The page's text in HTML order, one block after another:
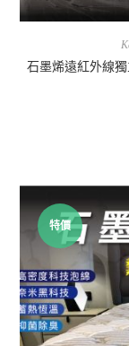
石墨烯遠紅外線
特價